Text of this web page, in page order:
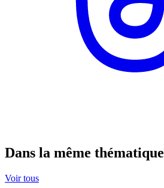
Dans la même thématique
Voir tous